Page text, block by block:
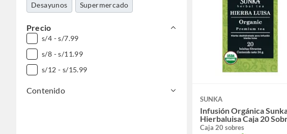
Desayunos Supermercado
Precio
s/4 - s/7.99
s/8 - s/11.99
s/12 - s/15.99
Contenido
SUNKA
Infusión Orgánica
Hierbaluisa Caja 20
Caja 20 sobres